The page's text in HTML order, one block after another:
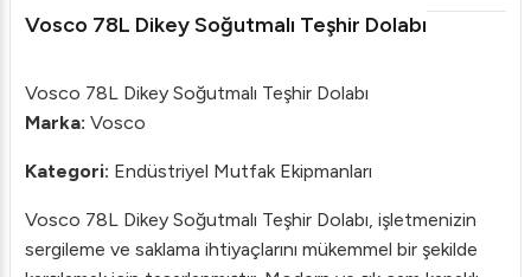
Vosco 78L Dikey Soğutmalı Teşhir Dolabı
Vosco 78L Dikey Soğutmalı Teşhir Dolabı
Marka: Vosco
Kategori: Endüstriyel Mutfak Ekipmanları
Vosco 78L Dikey Soğutmalı Teşhir Dolabı, işletmenizin
sergileme ve saklama ihtiyaçlarını mükemmel bir şekilde